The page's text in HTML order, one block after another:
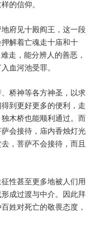
的信仰。
府见十殿阎王，这一段
解着亡魂走十庙和十
难走，能分辨人的善恶，
血河池受罪。
桥神等各方神圣，以求
到更好更多的便利，走
木桥也能顺利通过。而
会接待，庙内香烛灯光
，菩萨不会接待，而且
性甚至更多地被人们用
成过渡与中介。因此拜
姓对死亡的敬畏态度，